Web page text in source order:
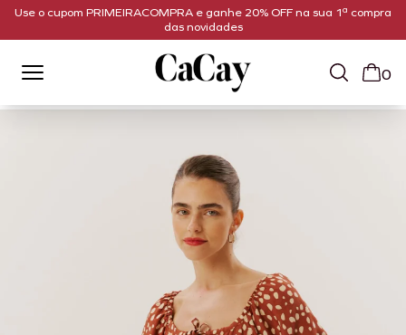
Use o cupom PRIMEIRACOMPRA e ganhe 20% OFF na sua 1ª compra
das novidades
0